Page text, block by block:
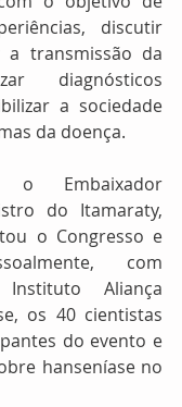
discutir
transmissão da
diagnósticos
a sociedade
da doença.
o Embaixador
do Itamaraty,
o Congresso e
com
Aliança
os 40 cientistas
do evento e
hanseníase no